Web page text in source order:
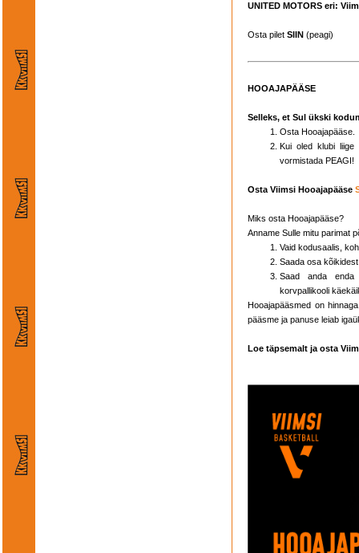
UNITED MOTORS eri:
Osta pilet SIIN (peagi)
HOOAJAPÄÄSE
Selleks, et Sul ükski
Osta Hooajapääse.
Kui oled klubi liige
vormistada PEAGI!
Osta Viimsi Hooajapääse
Miks osta Hooajapääse?
Anname Sulle mitu parimat
Vaid kodusaalis,
Saada osa
Saad anda enda
korvpallikooli
Hooajapääsmed on
pääsme ja panuse leiab
Loe täpsemalt ja osta